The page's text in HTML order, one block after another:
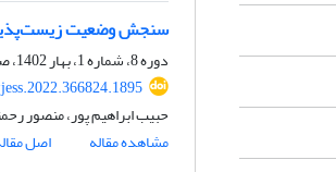
سنجش وضعیت
دوره 8، شماره 1، بهار 1402، صفحه
حبیب ابراهیم پور، منصور
مشاهده مقاله
اصل